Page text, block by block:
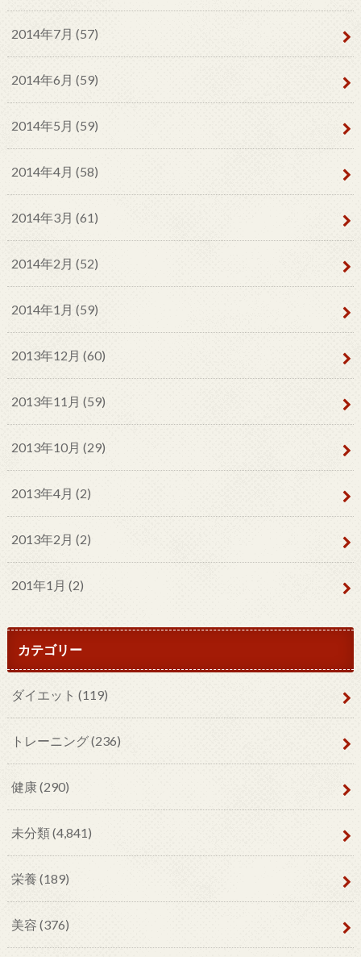
2014年7月 (57)
2014年6月 (59)
2014年5月 (59)
2014年4月 (58)
2014年3月 (61)
2014年2月 (52)
2014年1月 (59)
2013年12月 (60)
2013年11月 (59)
2013年10月 (29)
2013年4月 (2)
2013年2月 (2)
201年1月 (2)
カテゴリー
ダイエット (119)
トレーニング(236)
健康(290)
未分類(4,841)
栄養 (189)
美容 (376)